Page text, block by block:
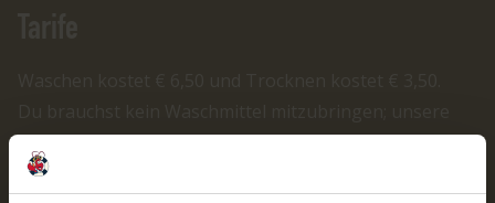
Maschinen fügen dies automatisch hinzu. Es stehen
verschiedene Waschprogramme für jede Art von